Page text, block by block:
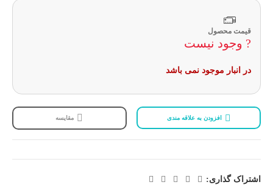
قیمت محصول
? وجود نیست
در انبار موجود نمی باشد
افزودن به علاقه مندی مقایسه
اشتراک گذاری: